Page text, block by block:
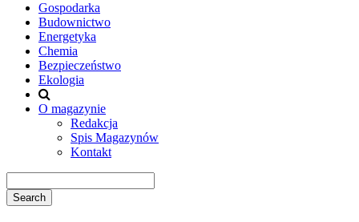
Gospodarka
Budownictwo
Energetyka
Chemia
Bezpieczeństwo
Ekologia
O magazynie
Redakcja
Spis Magazynów
Kontakt